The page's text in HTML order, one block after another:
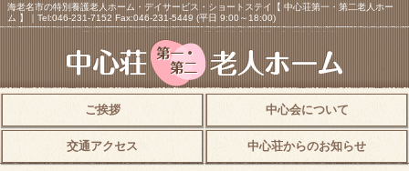
海老名市の特別養護老人ホーム・デイサービス・ショートステイ【 中心荘第一・第二老人ホー
ム 】｜Tel:046-231-7152 Fax:046-231-5449 (平日 9:00～18:00)
ご挨拶 中心会について
交通アクセス 中心荘からのお知らせ